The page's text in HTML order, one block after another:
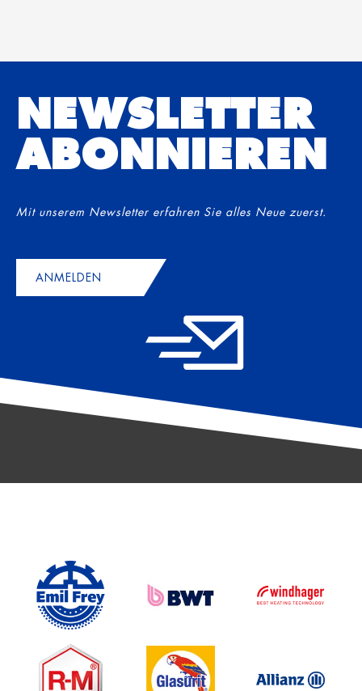
NEWSLETTER
ABONNIEREN
Mit unserem Newsletter erfahren Sie alles Neue zuerst.
ANMELDEN